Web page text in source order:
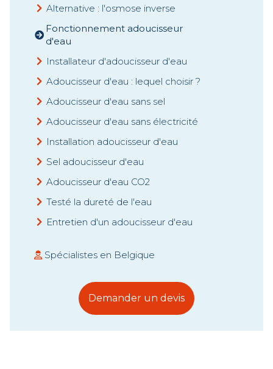
Alternative : l'osmose inverse
Fonctionnement adoucisseur
d'eau
Installateur d'adoucisseur d'eau
Adoucisseur d'eau : lequel choisir ?
Adoucisseur d'eau sans sel
Adoucisseur d'eau sans électricité
Installation adoucisseur d'eau
Sel adoucisseur d'eau
Adoucisseur d'eau CO2
Testé la dureté de l'eau
Entretien d'un adoucisseur d'eau
Spécialistes en Belgique
Demander un devis